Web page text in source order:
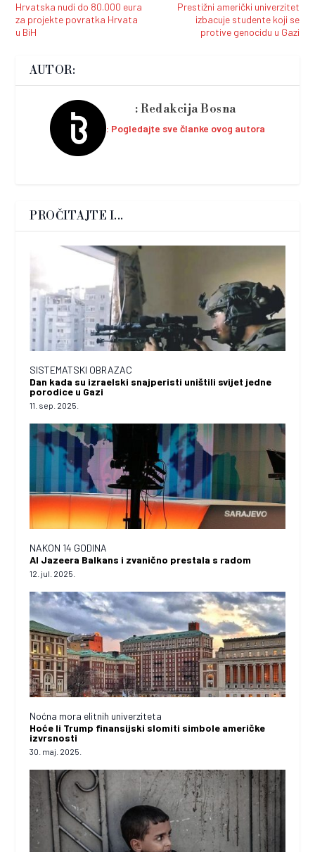
Hrvatska nudi do 80.000 eura
za projekte povratka Hrvata
u BiH
Prestižni američki univerzitet
izbacuje studente koji se
protive genocidu u Gazi
AUTOR:
Redakcija Bosna
Pogledajte sve članke ovog autora
PROČITAJTE I...
SISTEMATSKI OBRAZAC
Dan kada su izraelski snajperisti uništili svijet jedne
porodice u Gazi
11. sep. 2025.
NAKON 14 GODINA
Al Jazeera Balkans i zvanično prestala s radom
12. jul. 2025.
Noćna mora elitnih univerziteta
Hoće li Trump finansijski slomiti simbole američke
izvrsnosti
30. maj. 2025.